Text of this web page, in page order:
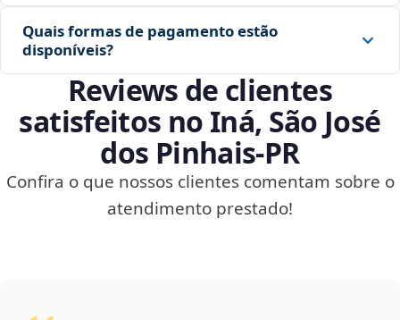
Quais formas de pagamento estão
disponíveis?
Reviews de clientes
satisfeitos no Iná, São José
dos Pinhais‑PR
Confira o que nossos clientes comentam sobre o
atendimento prestado!